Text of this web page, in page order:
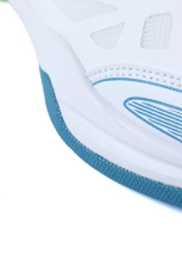
Fecha de
Día Mes
Elegí
Elegís Pago
* sujeto a
puede